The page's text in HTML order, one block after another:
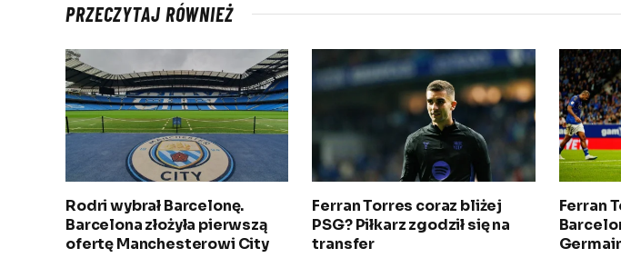
PRZECZYTAJ RÓWNIEŻ
Rodri wybrał Barcelonę.
Barcelona złożyła pierwszą
ofertę Manchesterowi City
Ferran Torres coraz bliżej
PSG? Piłkarz zgodził się na
transfer
Ferran